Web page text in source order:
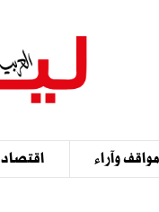
مواقف وآراء اقتصاد